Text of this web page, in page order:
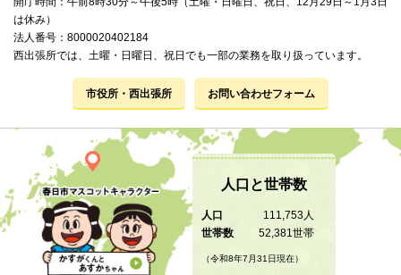
は休み）
法人番号：8000020402184
西出張所では、土曜・日曜日、祝日でも一部の業務を取り扱っています。
市役所・西出張所 お問い合わせフォーム
人口と世帯数
人口
111,753人
世帯数
52,381世帯
（令和8年7月31日現在）